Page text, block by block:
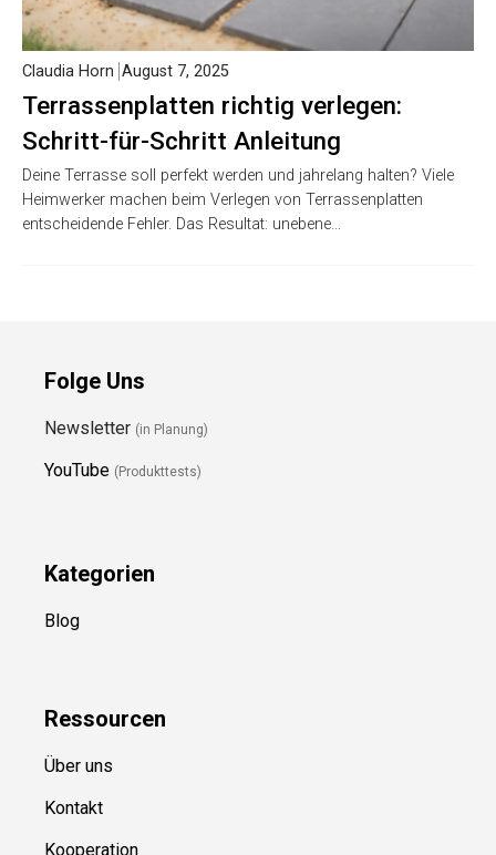
Terrassenplatten richtig verlegen:
Schritt-für-Schritt Anleitung
Claudia Horn August 7, 2025
Deine Terrasse soll perfekt werden und jahrelang halten? Viele
Heimwerker machen beim Verlegen von Terrassenplatten
entscheidende Fehler. Das Resultat: unebene…
Folge Uns
Newsletter (in Planung)
YouTube (Produkttests)
Kategorien
Blog
Ressourcen
Über uns
Kontakt
Kooperation